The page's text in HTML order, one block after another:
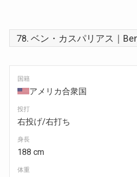
国籍
アメリカ合衆国
投打
右投げ/右打ち
身長
188 cm
体重